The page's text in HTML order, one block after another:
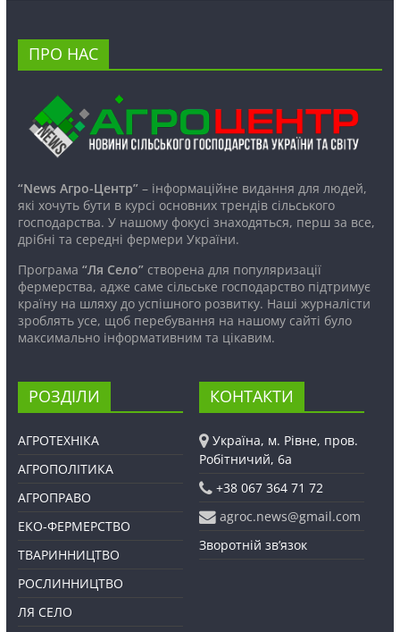
ПРО НАС
“News Агро-Центр”– інформаційне видання для людей,
які хочуть бути в курсі основних трендів сільського
господарства. У нашому фокусі знаходяться, перш за все,
дрібні та середні фермери України.
Програма “Ля Село”створена для популяризації
фермерства, адже саме сільське господарство підтримує
країну на шляху до успішного розвитку. Наші журналісти
зроблять усе, щоб перебування на нашому сайті було
максимально інформативним та цікавим.
РОЗДІЛИ
АГРОТЕХНІКА
АГРОПОЛІТИКА
АГРОПРАВО
ЕКО-ФЕРМЕРСТВО
ТВАРИННИЦТВО
РОСЛИННИЦТВО
ЛЯ СЕЛО
КОНТАКТИ
Україна, м. Рівне, пров.
Робітничий, 6а
+38 067 364 71 72
agroc.news@gmail.com
Зворотній зв’язок